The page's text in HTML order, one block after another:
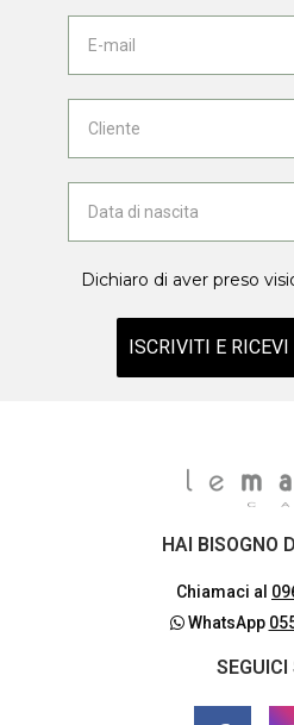
Dichiaro di aver preso
ISCRIVITI E RICEVI
HAI BISOGNO
Chiamaci al
WhatsApp
SEGUICI